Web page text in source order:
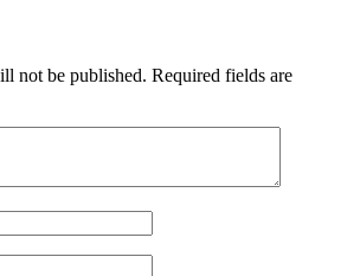
not be published. Required fields are